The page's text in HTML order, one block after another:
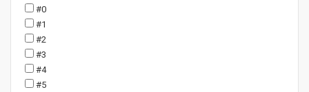
#0
#1
#2
#3
#4
#5